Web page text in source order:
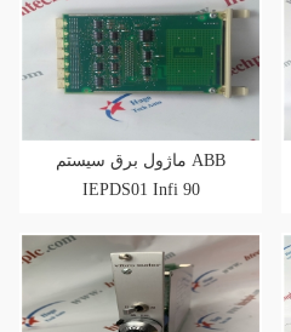
ماژول برق سیستم ABB
IEPDS01 Infi 90